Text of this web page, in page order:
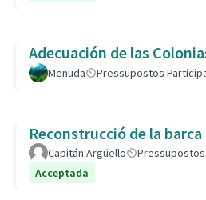
Adecuación de las
Menuda Pressupostos
Reconstrucció de la barca
Capitán Argüello
Acceptada